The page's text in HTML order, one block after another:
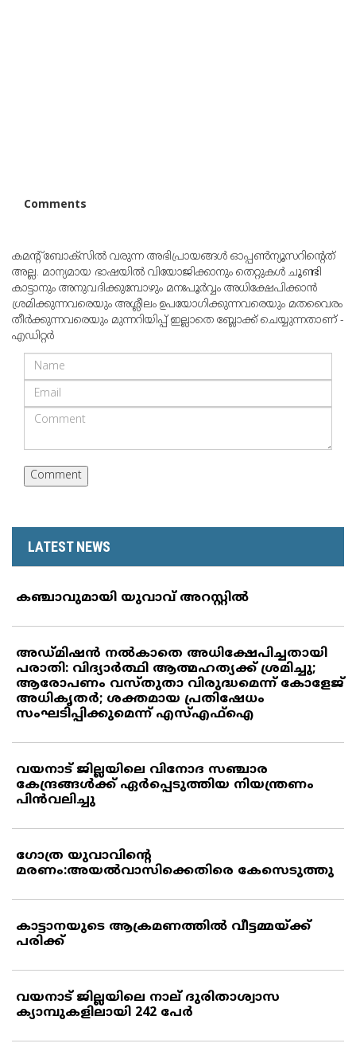
Comments
കമന്റ് ബോക്‌സില്‍ വരുന്ന അഭിപ്രായങ്ങള്‍ ഓപ്പൺന്യൂസറിന്റെത്
അല്ല. മാന്യമായ ഭാഷയില്‍ വിയോജിക്കാനും തെറ്റുകള്‍ ചൂണ്ടി
കാട്ടാനും അനുവദിക്കുമ്പോഴും മനഃപൂര്‍വ്വം അധിക്ഷേപിക്കാന്‍
ശ്രമിക്കുന്നവരെയും അശ്ലീലം ഉപയോഗിക്കുന്നവരെയും മതവൈരം
തീര്‍ക്കുന്നവരെയും മുന്നറിയിപ്പ് ഇല്ലാതെ ബ്ലോക്ക് ചെയ്യുന്നതാണ് -
എഡിറ്റര്‍
LATEST NEWS
കഞ്ചാവുമായി യുവാവ് അറസ്റ്റില്‍
അഡ്മിഷന്‍ നല്‍കാതെ അധിക്ഷേപിച്ചതായി
പരാതി: വിദ്യാര്‍ത്ഥി ആത്മഹത്യക്ക് ശ്രമിച്ചു;
ആരോപണം വസ്തുതാ വിരുദ്ധമെന്ന് കോളേജ്
അധികൃതര്‍; ശക്തമായ പ്രതിഷേധം
സംഘടിപ്പിക്കുമെന്ന് എസ്എഫ്‌ഐ
വയനാട് ജില്ലയിലെ വിനോദ സഞ്ചാര
കേന്ദ്രങ്ങള്‍ക്ക് ഏര്‍പ്പെടുത്തിയ നിയന്ത്രണം
പിന്‍വലിച്ചു
ഗോത്ര യുവാവിന്റെ
മരണം:അയല്‍വാസിക്കെതിരെ കേസെടുത്തു
കാട്ടാനയുടെ ആക്രമണത്തില്‍ വീട്ടമ്മയ്ക്ക്
പരിക്ക്
വയനാട് ജില്ലയിലെ നാല് ദുരിതാശ്വാസ
ക്യാമ്പുകളിലായി 242 പേര്‍